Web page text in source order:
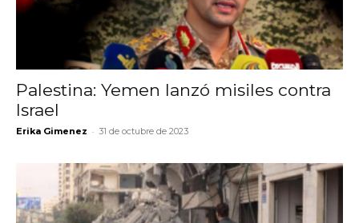
Palestina: Yemen lanzó misiles contra
Israel
Erika Gimenez - 31 de octubre de 2023